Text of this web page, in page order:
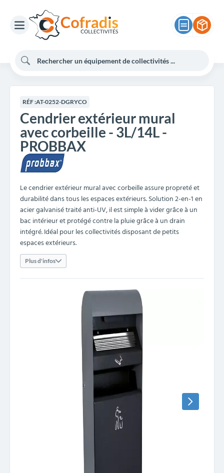
RÉF :AT-0252-DGRYCO
Cendrier extérieur mural
avec corbeille - 3L/14L -
PROBBAX
Le cendrier extérieur mural avec corbeille assure propreté et
durabilité dans tous les espaces extérieurs. Solution 2-en-1 en
acier galvanisé traité anti-UV, il est simple à vider grâce à un
bac intérieur et protégé contre la pluie grâce à un drain
intégré. Idéal pour les collectivités disposant de petits
espaces extérieurs.
Plus d'infos